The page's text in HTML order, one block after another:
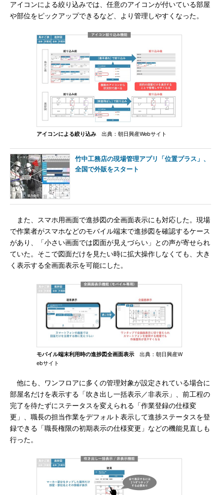
アイコンによる絞り込みでは、任意のアイコンが付いている部屋
や部位をピックアップできるなど、より管理しやすくなった。
アイコンによる絞り込み 出典：朝日興産Webサイト
竹中工務店の現場管理アプリ「位置プラス」、
全国で外販をスタート
また、スマホ用画面で進捗図の全画面表示にも対応した。現場
で作業者がスマホなどのモバイル端末で進捗図を確認するケース
があり、「小さい画面では図面が見えづらい」との声が寄せられ
ていた。そこで図面だけを見たい時に拡大操作しなくても、大き
く表示する全画面表示を可能にした。
モバイル端末利用時の進捗図全画面表示 出典：朝日興産W
ebサイト
他にも、ワンフロアに多くの管理対象が設定されている場合に
部屋名だけを表示する「吹き出し一括表示／非表示」、前工程の
完了を待たずにステータスを変えられる「作業登録の仕様変
更」、職長の担当作業をデフォルト表示して進捗ステータスを登
録できる「職長権限の初期表示の仕様変更」などの機能見直しも
行った。